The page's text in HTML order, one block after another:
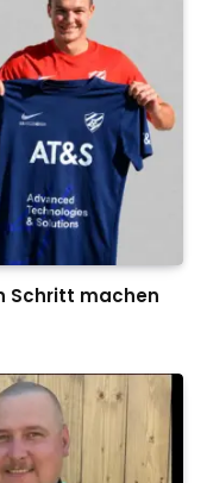
Schritt machen